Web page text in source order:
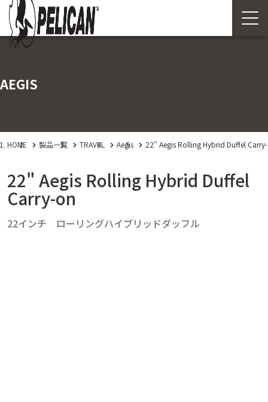
AEGIS
HOME 製品一覧 TRAVEL Aegis 22" Aegis Rolling Hybrid Duffel
22" Aegis Rolling Hybrid Duffel
Carry-on
22インチ ローリングハイブリッドダッフル